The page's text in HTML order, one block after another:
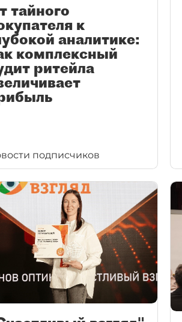
тайного
к
аналитике:
комплексный
ритейла
подписчиков